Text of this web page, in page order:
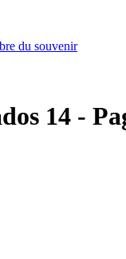
du souvenir
14 -